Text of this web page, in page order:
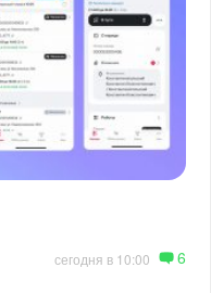
сегодня в 10:00 6